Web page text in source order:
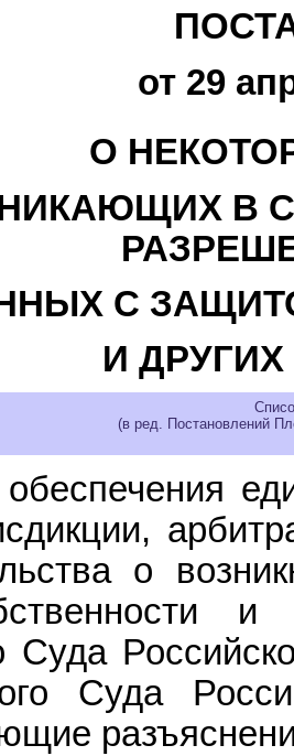
от 29
О
В
С
И
(в ред. Постановлений
о
Суда
Суда